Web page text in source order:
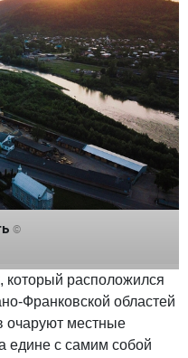
©
который расположился
Франковской областей
очаруют местные
едине с самим собой